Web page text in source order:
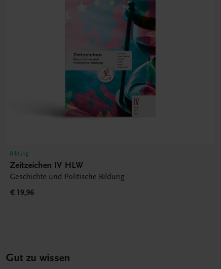
Bildung
Zeitzeichen IV HLW
Geschichte und Politische Bildung
€ 19,96
Gut zu wissen